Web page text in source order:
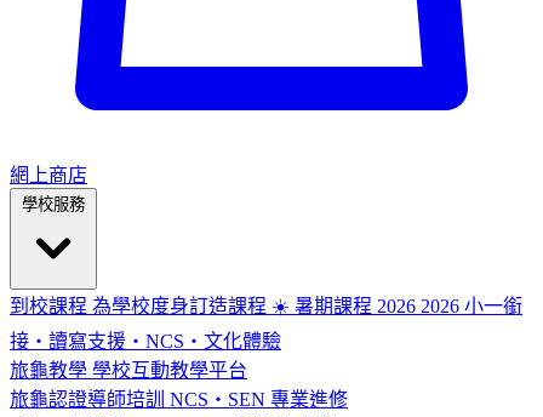
網上商店
學校服務
到校課程 為學校度身訂造課程 ☀️ 暑期課程 2026 2026 小一銜
接・讀寫支援・NCS・文化體驗
旅龜教學 學校互動教學平台
旅龜認證導師培訓
NCS・SEN 專業進修